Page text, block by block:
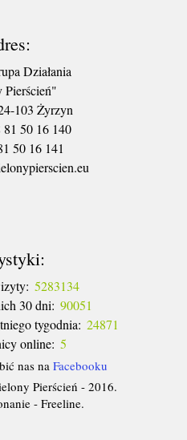
Działania
103 Żyrzyn
50 16 140
50 16 141
5283134
30 dni: 90051
tygodnia: 24871
online: 5
nas na Facebooku
Pierścień - 2016.
- Freeline.